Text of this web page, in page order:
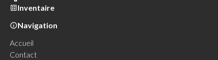
Inventaire
Navigation
Accueil
Contact